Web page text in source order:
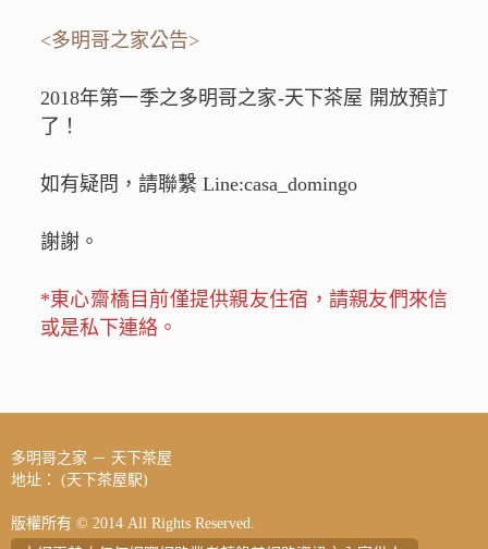
<多明哥之家公告>
2018年第一季之多明哥之家-天下茶屋 開放預訂
了！
如有疑問，請聯繫 Line:casa_domingo
謝謝。
*東心齋橋目前僅提供親友住宿，請親友們來信
或是私下連絡。
多明哥之家 － 天下茶屋
地址： (天下茶屋駅)
版權所有 © 2014 All Rights Reserved.